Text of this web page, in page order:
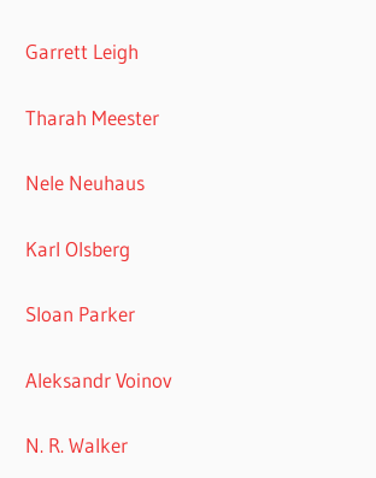
Garrett Leigh
Tharah Meester
Nele Neuhaus
Karl Olsberg
Sloan Parker
Aleksandr Voinov
N. R. Walker